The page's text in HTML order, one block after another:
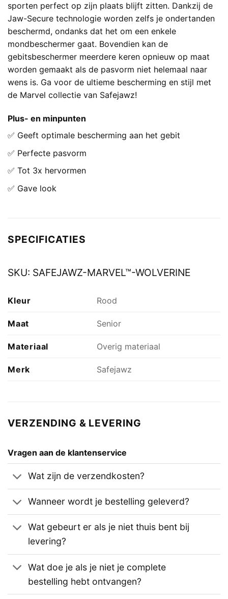
sporten perfect op zijn plaats blijft zitten. Dankzij de
Jaw-Secure technologie worden zelfs je ondertanden
beschermd, ondanks dat het om een enkele
mondbeschermer gaat. Bovendien kan de
gebitsbeschermer meerdere keren opnieuw op maat
worden gemaakt als de pasvorm niet helemaal naar
wens is. Ga voor de ultieme bescherming en stijl met
de Marvel collectie van Safejawz!
Plus- en minpunten
✅ Geeft optimale bescherming aan het gebit
✅ Perfecte pasvorm
✅ Tot 3x hervormen
✅ Gave look
SPECIFICATIES
SKU: SAFEJAWZ-MARVEL™-WOLVERINE
Kleur Rood
Maat Senior
Materiaal Overig materiaal
Merk Safejawz
VERZENDING & LEVERING
Vragen aan de klantenservice
Wat zijn de verzendkosten?
Wanneer wordt je bestelling geleverd?
Wat gebeurt er als je niet thuis bent bij
levering?
Wat doe je als je niet je complete
bestelling hebt ontvangen?